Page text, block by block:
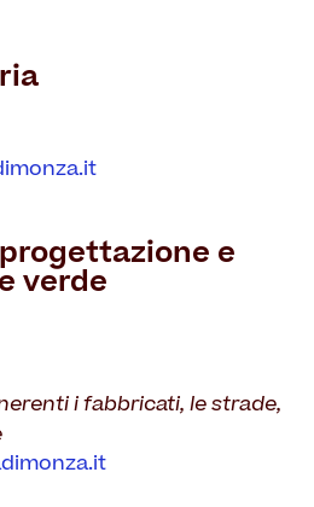
e
verde
i fabbricati, le strade,